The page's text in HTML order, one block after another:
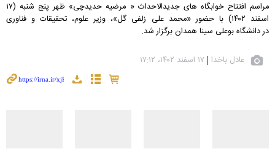
مراسم افتتاح خوابگاه های جدیدالاحداث « مرضیه حدیدچی» ظهر پنج شنبه (۱۷
اسفند ۱۴۰۲) با حضور «محمد علی زلفی گل»، وزیر علوم، تحقیقات و فناوری
در دانشگاه بوعلی سینا همدان برگزار شد.
عادل باخدا ۱۷ اسفند ۱۴۰۲، ۱۷:۱۲